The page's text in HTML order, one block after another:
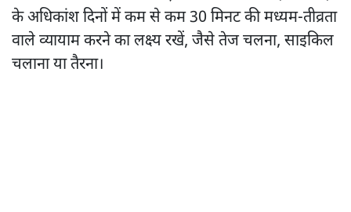
के अधिकांश दिनों में कम से कम 30 मिनट की मध्यम-तीव्रता
वाले व्यायाम करने का लक्ष्य रखें, जैसे तेज चलना, साइकिल
चलाना या तैरना।